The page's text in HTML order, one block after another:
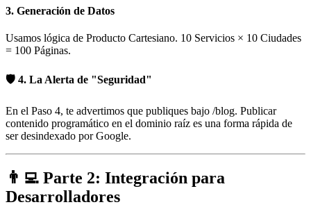
3. Generación de Datos
Usamos lógica de Producto Cartesiano. 10 Servicios × 10 Ciudades
= 100 Páginas.
🛡️ 4. La Alerta de "Seguridad"
En el Paso 4, te advertimos que publiques bajo /blog. Publicar
contenido programático en el dominio raíz es una forma rápida de
ser desindexado por Google.
👨‍💻 Parte 2: Integración para
Desarrolladores